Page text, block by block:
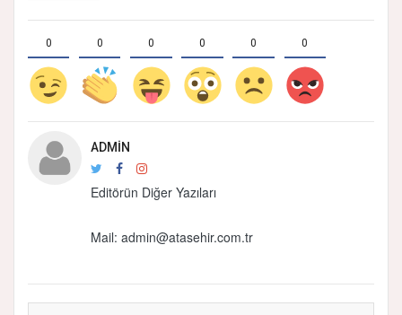
0 0 0 0 0 0
ADMIN
Editörün Diğer Yazıları
Mail: admin@atasehir.com.tr